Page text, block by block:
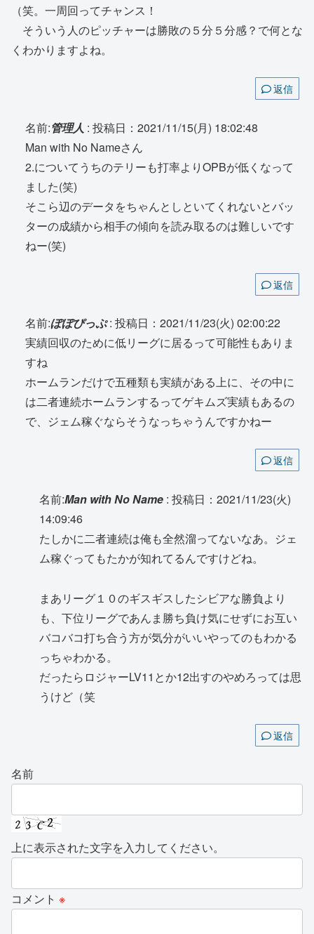
（笑。一周回ってチャンス！
そういう人のピッチャーは勝敗の５分５分感？で何とな
くわかりますよね。
返信
名前:管理人 : 投稿日：2021/11/15(月) 18:02:48
Man with No Nameさん
2.についてうちのテリーも打率よりOPBが低くなって
ました(笑)
そこら辺のデータをちゃんとしといてくれないとバッ
ターの成績から相手の傾向を読み取るのは難しいです
ねー(笑)
返信
名前:ぽぽぴっぷ: 投稿日：2021/11/23(火) 02:00:22
実績回収のために低リーグに居るって可能性もありま
すね
ホームランだけで五種類も実績がある上に、その中に
は二者連続ホームランするってゲキムズ実績もあるの
で、ジェム稼ぐならそうなっちゃうんですかねー
返信
名前:Man with No Name : 投稿日：2021/11/23(火)
14:09:46
たしかに二者連続は俺も全然溜ってないなあ。ジェ
ム稼ぐってもたかが知れてるんですけどね。
まあリーグ１０のギスギスしたシビアな勝負より
も、下位リーグであんま勝ち負け気にせずにお互い
バコバコ打ち合う方が気分がいいやってのもわかる
っちゃわかる。
だったらロジャーLV11とか12出すのやめろっては思
うけど（笑
返信
名前
上に表示された文字を入力してください。
コメント ※